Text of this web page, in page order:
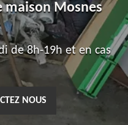
maison Mosnes
de 8h-19h et en cas
NOUS